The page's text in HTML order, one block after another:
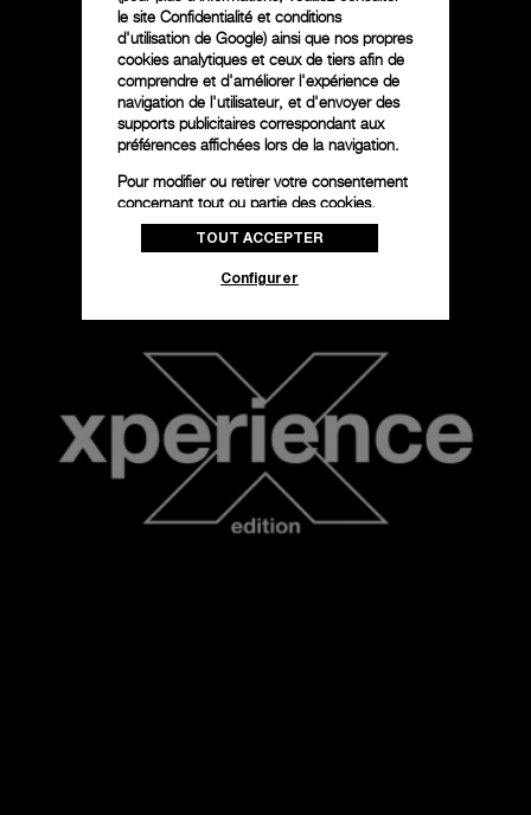
le site Confidentialité et conditions
d'utilisation de Google) ainsi que nos propres
cookies analytiques et ceux de tiers afin de
comprendre et d'améliorer l'expérience de
navigation de l'utilisateur, et d'envoyer des
supports publicitaires correspondant aux
préférences affichées lors de la navigation.
Pour modifier ou retirer votre consentement
concernant tout ou partie des cookies,
cliquez sur « Configurer » ou consultez notre
politique des cookiespour obtenir plus
donnez votre consentement pour l’utilisation
En cliquant sur « Tout refuser », vous
donnez votre consentement uniquement
pour l’utilisation des cookies techniques.
TOUT ACCEPTER
Configurer